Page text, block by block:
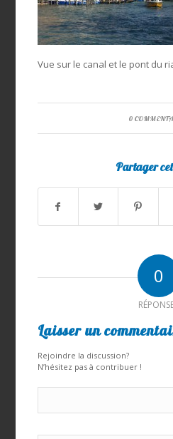
Vue sur le canal et le pont du
0
Partager
0
Laisser un
Rejoindre la discussion?
N’hésitez pas à contribuer !